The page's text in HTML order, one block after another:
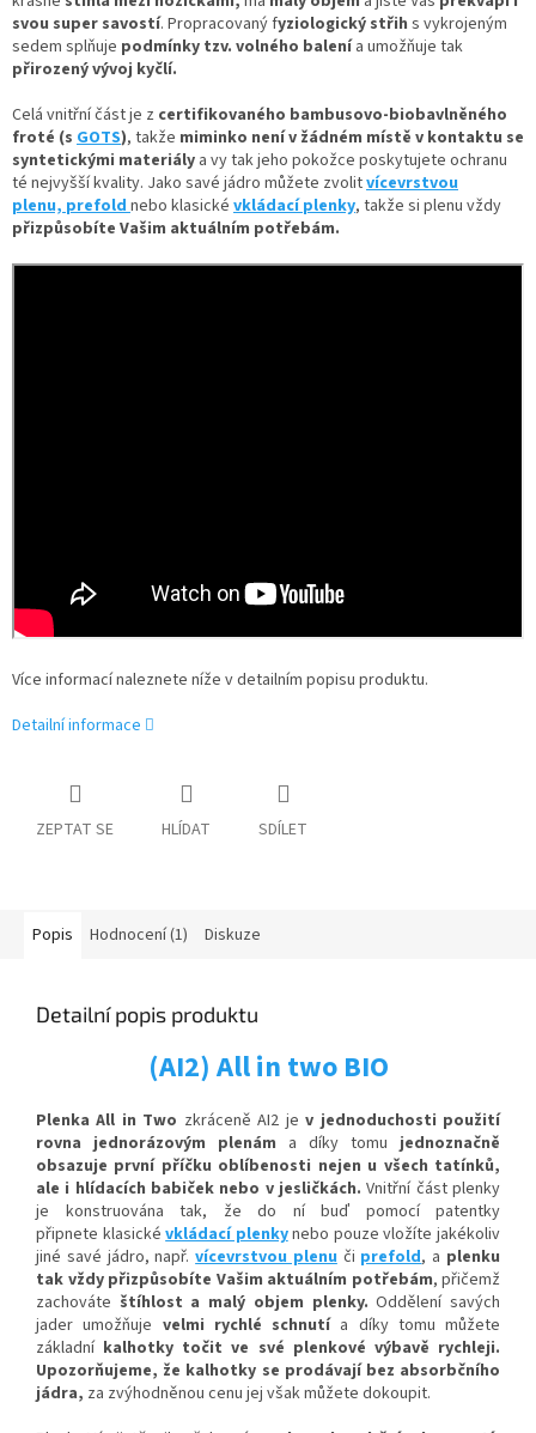
svou super savostí. Propracovaný fyziologický střih s vykrojeným
sedem splňuje podmínky tzv. volného balenía umožňuje tak
přirozený vývoj kyčlí.
Celá vnitřní část je z certifikovaného bambusovo-biobavlněného
froté (s GOTS), takže miminko není v žádném místě v kontaktu se
syntetickými materiály a vy tak jeho pokožce poskytujete ochranu
té nejvyšší kvality. Jako savé jádro můžete zvolitvícevrstvou
plenu,prefoldnebo klasické vkládací plenky, takže si plenu vždy
přizpůsobíte Vašim aktuálním potřebám.
Více informací naleznete níže v detailním popisu produktu.
Detailní informace
ZEPTAT SE HLÍDAT SDÍLET
Popis Hodnocení (1) Diskuze
Detailní popis produktu
(AI2) All in two BIO
Plenka All in Two zkráceně AI2 jev jednoduchosti použití
rovna jednorázovým plenám a díky tomujednoznačně
obsazuje první příčku oblíbenosti nejen u všech tatínků,
ale i hlídacích babiček nebo v jesličkách.Vnitřní část plenky
je konstruována tak, že do ní buď pomocí patentky
připnete klasickévkládací plenkynebo pouze vložíte jakékoliv
jiné savé jádro, např.vícevrstvou plenuči prefold, a plenku
tak vždy přizpůsobíte Vašim aktuálním potřebám, přičemž
zachováte štíhlost a malý objem plenky. Oddělení savých
jader umožňuje velmi rychlé schnutí a díky tomu můžete
základníkalhotky točit ve své plenkové výbavě rychleji.
Upozorňujeme, že kalhotky se prodávají bez absorbčního
jádra, za zvýhodněnou cenu jej však můžete dokoupit.